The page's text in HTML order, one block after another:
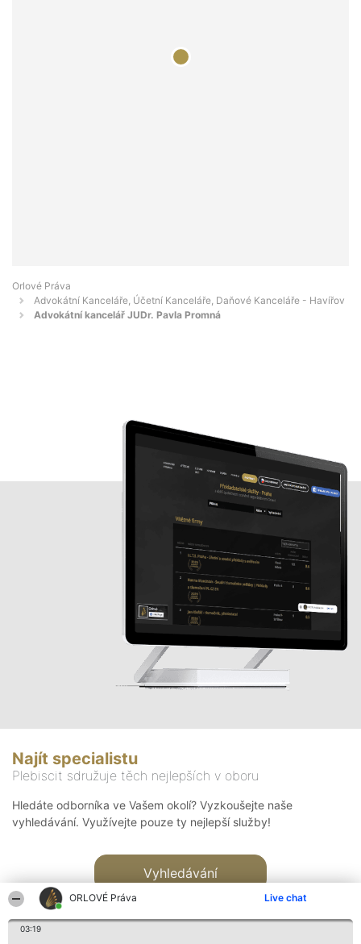
ORLOVÉ Práva Live chat
03:19
Orlové Práva
Advokátní Kanceláře, Účetní Kanceláře, Daňové Kanceláře - Havířov
Advokátní kancelář JUDr. Pavla Promná
Najít specialistu
Plebiscit sdružuje těch nejlepších v oboru
Hledáte odborníka ve Vašem okolí? Vyzkoušejte naše
vyhledávání. Využívejte pouze ty nejlepší služby!
Vyhledávání